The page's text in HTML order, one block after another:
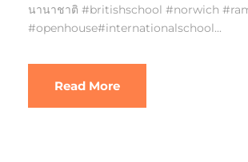
นานาชาติ #britishschool #norwich
#openhouse#internationalschool...
Read More